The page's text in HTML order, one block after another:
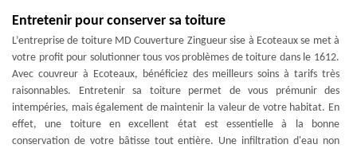
Entretenir pour conserver sa toiture
L’entreprise de toiture MD Couverture Zingueur sise à Ecoteaux se met à
votre profit pour solutionner tous vos problèmes de toiture dans le 1612.
Avec couvreur à Ecoteaux, bénéficiez des meilleurs soins à tarifs très
raisonnables. Entretenir sa toiture permet de vous prémunir des
intempéries, mais également de maintenir la valeur de votre habitat. En
effet, une toiture en excellent état est essentielle à la bonne
conservation de votre bâtisse tout entière. Une infiltration d'eau non